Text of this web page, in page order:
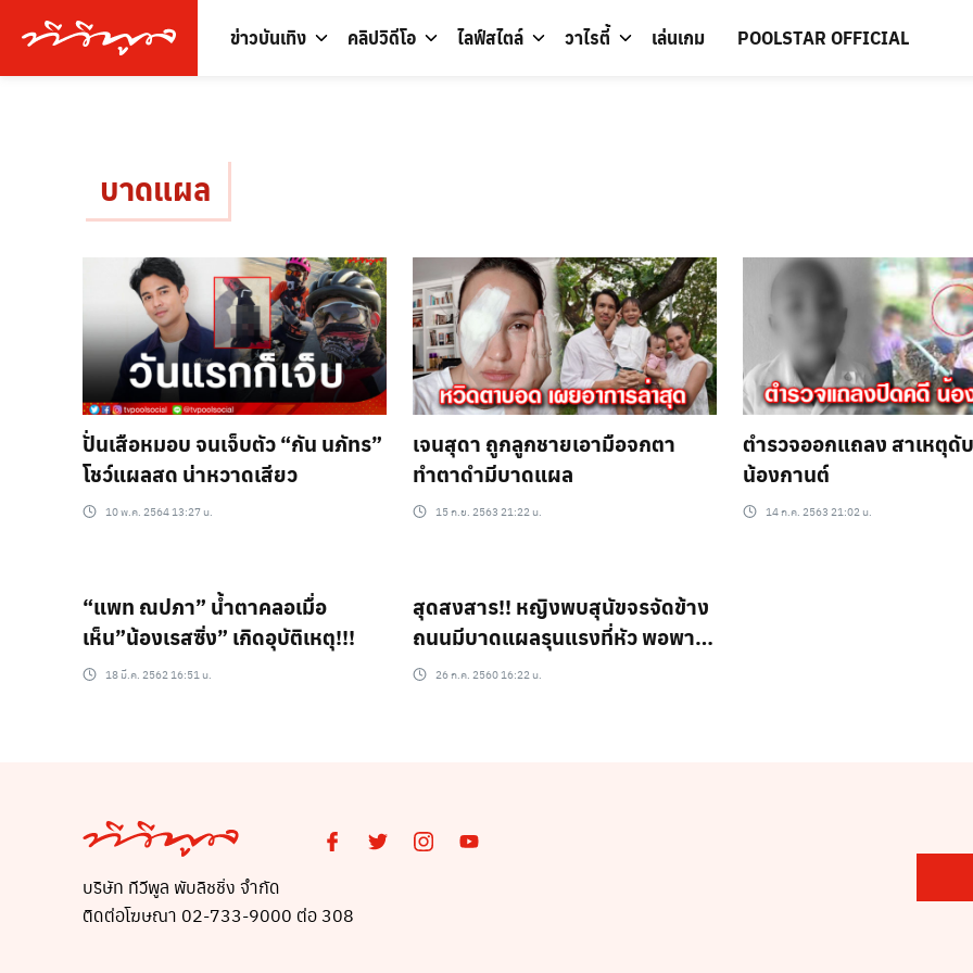
ข่าวบันเทิง คลิปวิดีโอ ไลฟ์สไตล์ วาไรตี้ เล่นเกม POOLSTAR OFFICIAL
บาดแผล
ปั่นเสือหมอบ จนเจ็บตัว “กัน นภัทร”
โชว์แผลสด น่าหวาดเสียว
10 พ.ค. 2564 13:27 น.
เจนสุดา ถูกลูกชายเอามือจกตา
ทำตาดำมีบาดแผล
15 ก.ย. 2563 21:22 น.
ตำรวจออกแถลง สาเหตุดั
น้องกานต์
14 ก.ค. 2563 21:02 น.
“แพท ณปภา” น้ำตาคลอเมื่อ
เห็น”น้องเรสซิ่ง” เกิดอุบัติเหตุ!!!
18 มี.ค. 2562 16:51 น.
สุดสงสาร!! หญิงพบสุนัขจรจัดข้าง
ถนนมีบาดแผลรุนแรงที่หัว พอพาไป
เอ็กซเรย์ถึงกับช็อคในความพิเรนทร์
26 ก.ค. 2560 16:22 น.
บริษัท ทีวีพูล พับลิชชิ่ง จำกัด
ติดต่อโฆษณา 02-733-9000 ต่อ 308